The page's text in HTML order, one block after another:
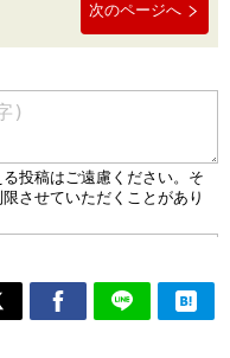
次のページへ